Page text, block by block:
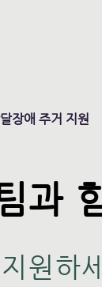
장애 주거 지원
과
원하